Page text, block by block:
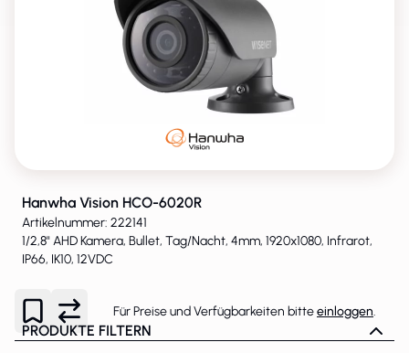
PRODUKTE FILTERN
Hanwha Vision HCO-6020R
Artikelnummer: 222141
1/2,8" AHD Kamera, Bullet, Tag/Nacht, 4mm, 1920x1080, Infrarot,
IP66, IK10, 12VDC
Für Preise und Verfügbarkeiten bitteeinloggen.